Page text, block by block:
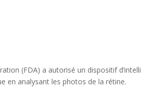
(FDA) a autorisé un dispositif
en analysant les photos de la rétine.